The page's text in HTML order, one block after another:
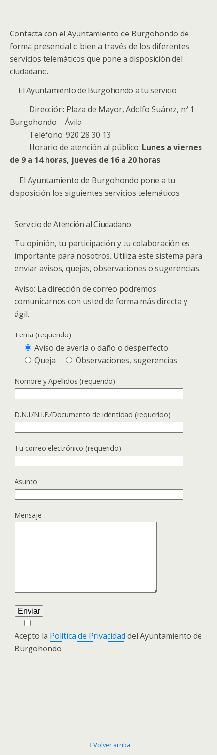
Contacta con el Ayuntamiento de Burgohondo de
forma presencial o bien a través de los diferentes
servicios telemáticos que pone a disposición del
ciudadano.
El Ayuntamiento de Burgohondo a tu servicio
Dirección: Plaza de Mayor, Adolfo Suárez, nº 1
Burgohondo – Ávila
Teléfono: 920 28 30 13
Horario de atención al público: Lunes a viernes
de 9 a 14 horas, jueves de 16 a 20 horas
El Ayuntamiento de Burgohondo pone a tu
disposición los siguientes servicios telemáticos
Servicio de Atención al Ciudadano
Tu opinión, tu participación y tu colaboración es
importante para nosotros. Utiliza este sistema para
enviar avisos, quejas, observaciones o sugerencias.
Aviso: La dirección de correo podremos
comunicarnos con usted de forma más directa y
ágil.
Tema (requerido)
Aviso de avería o daño o desperfecto
Queja
Observaciones, sugerencias
Nombre y Apellidos (requerido)
D.N.I./N.I.E./Documento de identidad (requerido)
Tu correo electrónico (requerido)
Asunto
Mensaje
Acepto la Política de Privacidad del Ayuntamiento de
Burgohondo.
Volver arriba